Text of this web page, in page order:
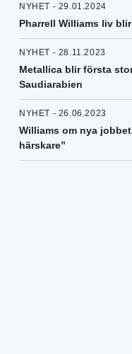
NYHET - 29.01.2024
Pharrell Williams liv
NYHET - 28.11.2023
Metallica blir första
Saudiarabien
NYHET - 26.06.2023
Williams om nya
härskare”